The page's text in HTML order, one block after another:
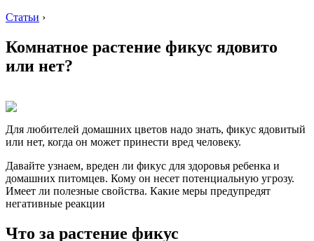
Статьи ›
Комнатное растение фикус ядовито
или нет?
Для любителей домашних цветов надо знать, фикус ядовитый
или нет, когда он может принести вред человеку.
Давайте узнаем, вреден ли фикус для здоровья ребенка и
домашних питомцев. Кому он несет потенциальную угрозу.
Имеет ли полезные свойства. Какие меры предупредят
негативные реакции
Что за растение фикус